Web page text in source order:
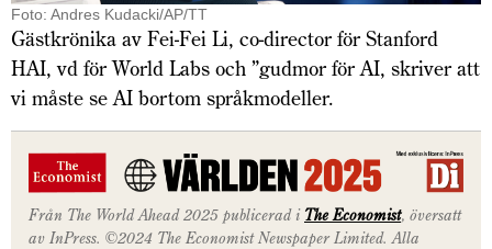
Foto: Andres Kudacki/AP/TT
Gästkrönika av Fei-Fei Li, co-director för Stanford
HAI, vd för World Labs och ”gudmor för AI, skriver att
vi måste se AI bortom språkmodeller.
Från The World Ahead 2025 publicerad i The Economist, översatt
av InPress. ©2024 The Economist Newspaper Limited. Alla